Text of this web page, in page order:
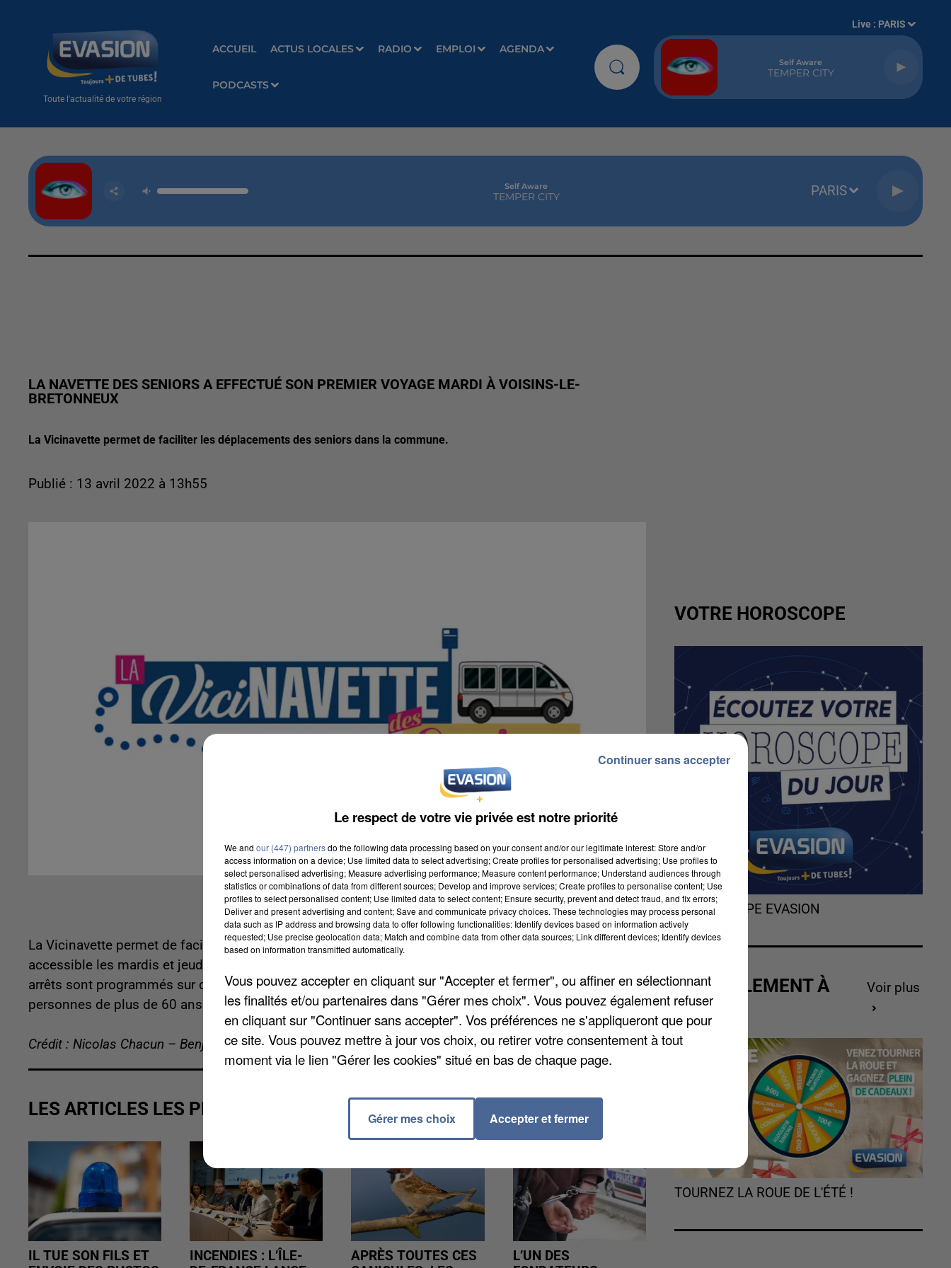
Toute l'actualité de votre région
ACCUEIL ACTUS LOCALES RADIO EMPLOI AGENDA
PODCASTS
Live : PARIS
Self Aware
TEMPER CITY
Self Aware
TEMPER CITY PARIS
LA NAVETTE DES SENIORS A EFFECTUÉ SON PREMIER VOYAGE MARDI À VOISINS-LE-
BRETONNEUX
La Vicinavette permet de faciliter les déplacements des seniors dans la commune.
Publié : 13 avril 2022 à 13h55
La Vicinavette permet de faciliter les déplacements des seniors dans la commune. Ce dispositif est
accessible les mardis et jeudis matins, pour un premier passage à 9h et ce jusque 13h. Au total, 13
arrêts sont programmés sur différents points stratégiques. La navette est totalement gratuite pour les
personnes de plus de 60 ans et sans inscriptions jusqu'au 30 juin prochain.
Crédit : Nicolas Chacun – Benjamin Swiniarski
LES ARTICLES LES PLUS VUS
IL TUE SON FILS ET
INCENDIES : L’ÎLE-
APRÈS TOUTES CES
L’UN DES
VOTRE HOROSCOPE
L'HOROSCOPE EVASION
ACTUELLEMENT À
GAGNER
Voir plus
TOURNEZ LA ROUE DE L'ÉTÉ !
Le respect de votre vie privée est notre priorité
We and our (447) partnersdo the following data processing based on your consent and/or our legitimate interest: Store and/or
access information on a device; Use limited data to select advertising; Create profiles for personalised advertising; Use profiles to
select personalised advertising; Measure advertising performance; Measure content performance; Understand audiences through
statistics or combinations of data from different sources; Develop and improve services; Create profiles to personalise content; Use
profiles to select personalised content; Use limited data to select content; Ensure security, prevent and detect fraud, and fix errors;
Deliver and present advertising and content; Save and communicate privacy choices. These technologies may process personal
data such as IP address and browsing data to offer following functionalities: Identify devices based on information actively
requested; Use precise geolocation data; Match and combine data from other data sources; Link different devices; Identify devices
based on information transmitted automatically.
Vous pouvez accepter en cliquant sur "Accepter et fermer", ou affiner en sélectionnant
les finalités et/ou partenaires dans "Gérer mes choix". Vous pouvez également refuser
en cliquant sur "Continuer sans accepter". Vos préférences ne s'appliqueront que pour
ce site. Vous pouvez mettre à jour vos choix, ou retirer votre consentement à tout
moment via le lien "Gérer les cookies" situé en bas de chaque page.
Gérer mes choix Accepter et fermer
Continuer sans accepter